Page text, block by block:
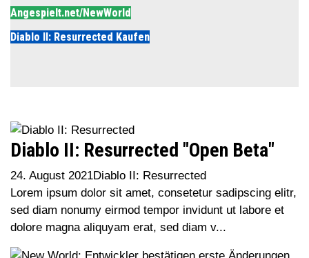
Angespielt.net/NewWorld
Diablo II: Resurrected Kaufen
Diablo II: Resurrected "Open Beta"
24. August 2021Diablo II: Resurrected
Lorem ipsum dolor sit amet, consetetur sadipscing elitr,
sed diam nonumy eirmod tempor invidunt ut labore et
dolore magna aliquyam erat, sed diam v...